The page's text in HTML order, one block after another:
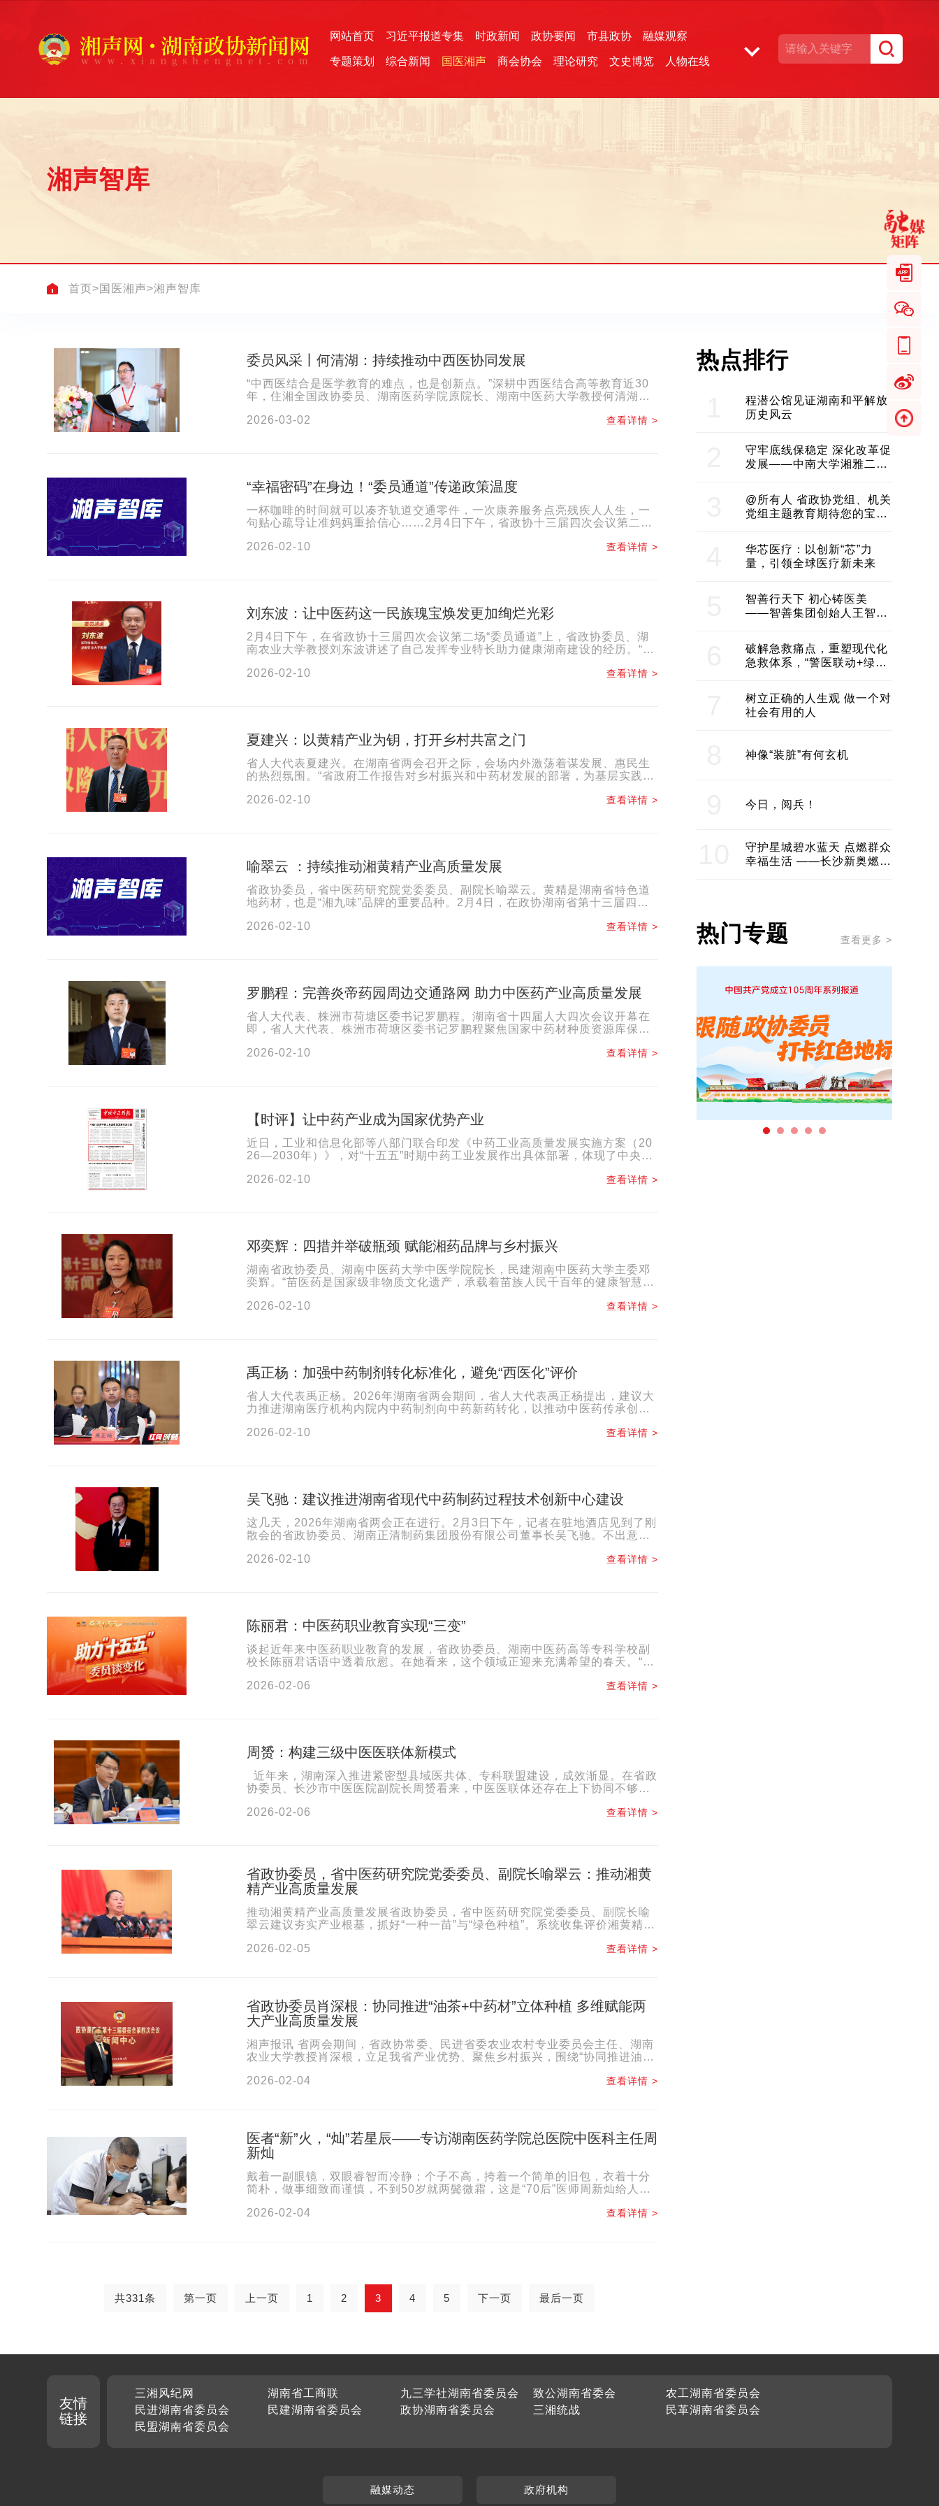
网站首页 习近平报道专集 时政新闻 政协要闻 市县政协 融媒观察
专题策划 综合新闻 国医湘声 商会协会 理论研究 文史博览 人物在线
湘声智库
首页> 国医湘声>湘声智库
委员风采丨何清湖：持续推动中西医协同发展
“中西医结合是医学教育的难点，也是创新点。”深耕中西医结合高等教育近30
年，住湘全国政协委员、湖南医药学院原院长、湖南中医药大学教授何清湖既
2026-03-02
查看详情 >
“幸福密码”在身边！“委员通道”传递政策温度
一杯咖啡的时间就可以凑齐轨道交通零件，一次康养服务点亮残疾人人生，一
句贴心疏导让准妈妈重拾信心……2月4日下午，省政协十三届四次会议第二
2026-02-10
查看详情 >
刘东波：让中医药这一民族瑰宝焕发更加绚烂光彩
2月4日下午，在省政协十三届四次会议第二场“委员通道”上，省政协委员、湖
南农业大学教授刘东波讲述了自己发挥专业特长助力健康湖南建设的经历。“首
2026-02-10
查看详情 >
夏建兴：以黄精产业为钥，打开乡村共富之门
省人大代表夏建兴。在湖南省两会召开之际，会场内外激荡着谋发展、惠民生
的热烈氛围。“省政府工作报告对乡村振兴和中药材发展的部署，为基层实践指
2026-02-10
查看详情 >
喻翠云 ：持续推动湘黄精产业高质量发展
省政协委员，省中医药研究院党委委员、副院长喻翠云。黄精是湖南省特色道
地药材，也是“湘九味”品牌的重要品种。2月4日，在政协湖南省第十三届四次
2026-02-10
查看详情 >
罗鹏程：完善炎帝药园周边交通路网 助力中医药产业高质量发展
省人大代表、株洲市荷塘区委书记罗鹏程。湖南省十四届人大四次会议开幕在
即，省人大代表、株洲市荷塘区委书记罗鹏程聚焦国家中药材种质资源库保存
2026-02-10
查看详情 >
【时评】让中药产业成为国家优势产业
近日，工业和信息化部等八部门联合印发《中药工业高质量发展实施方案（20
26—2030年）》，对“十五五”时期中药工业发展作出具体部署，体现了中央对
2026-02-10
查看详情 >
邓奕辉：四措并举破瓶颈 赋能湘药品牌与乡村振兴
湖南省政协委员、湖南中医药大学中医学院院长，民建湖南中医药大学主委邓
奕辉。“苗医药是国家级非物质文化遗产，承载着苗族人民千百年的健康智慧，
2026-02-10
查看详情 >
禹正杨：加强中药制剂转化标准化，避免“西医化”评价
省人大代表禹正杨。2026年湖南省两会期间，省人大代表禹正杨提出，建议大
力推进湖南医疗机构内院内中药制剂向中药新药转化，以推动中医药传承创
2026-02-10
查看详情 >
吴飞驰：建议推进湖南省现代中药制药过程技术创新中心建设
这几天，2026年湖南省两会正在进行。2月3日下午，记者在驻地酒店见到了刚
散会的省政协委员、湖南正清制药集团股份有限公司董事长吴飞驰。不出意
2026-02-10
查看详情 >
陈丽君：中医药职业教育实现“三变”
谈起近年来中医药职业教育的发展，省政协委员、湖南中医药高等专科学校副
校长陈丽君话语中透着欣慰。在她看来，这个领域正迎来充满希望的春天。“变
2026-02-06
查看详情 >
周赟：构建三级中医医联体新模式
近年来，湖南深入推进紧密型县域医共体、专科联盟建设，成效渐显。在省政
协委员、长沙市中医医院副院长周赟看来，中医医联体还存在上下协同不够、
2026-02-06
查看详情 >
省政协委员，省中医药研究院党委委员、副院长喻翠云：推动湘黄
精产业高质量发展
推动湘黄精产业高质量发展省政协委员，省中医药研究院党委委员、副院长喻
翠云建议夯实产业根基，抓好“一种一苗”与“绿色种植”。系统收集评价湘黄精种
2026-02-05
查看详情 >
省政协委员肖深根：协同推进“油茶+中药材”立体种植 多维赋能两
大产业高质量发展
湘声报讯 省两会期间，省政协常委、民进省委农业农村专业委员会主任、湖南
农业大学教授肖深根，立足我省产业优势、聚焦乡村振兴，围绕“协同推进油茶
2026-02-04
查看详情 >
医者“新”火，“灿”若星辰——专访湖南医药学院总医院中医科主任周
新灿
戴着一副眼镜，双眼睿智而冷静；个子不高，挎着一个简单的旧包，衣着十分
简朴，做事细致而谨慎，不到50岁就两鬓微霜，这是“70后”医师周新灿给人的
2026-02-04
查看详情 >
共331条 第一页 上一页 1 2 3 4 5 下一页 最后一页
热点排行
程潜公馆见证湖南和平解放
历史风云
守牢底线保稳定 深化改革促
发展——中南大学湘雅二医
@所有人 省政协党组、机关
党组主题教育期待您的宝贵
华芯医疗：以创新“芯”力
量，引领全球医疗新未来
智善行天下 初心铸医美
——智善集团创始人王智带
建医美产业良性生态圈
破解急救痛点，重塑现代化
急救体系，“警医联动+绿波
树立正确的人生观 做一个对
社会有用的人
神像“装脏”有何玄机
今日，阅兵！
守护星城碧水蓝天 点燃群众
幸福生活 ——长沙新奥燃气
热门专题 查看更多 >
友情
链接
三湘风纪网 湖南省工商联 九三学社湖南省委员会 致公湖南省委会
农工湖南省委员会
民进湖南省委员会
民建湖南省委员会 政协湖南省委员会 三湘统战
民革湖南省委员会
民盟湖南省委员会
融媒动态 政府机构